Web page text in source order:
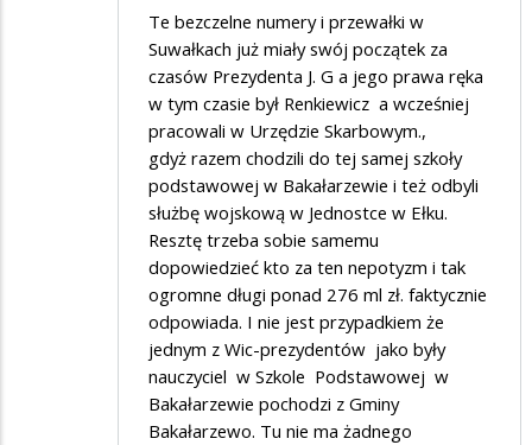
Te bezczelne numery i przewałki w
Suwałkach już miały swój początek za
czasów Prezydenta J. G a jego prawa ręka
w tym czasie był Renkiewicz a wcześniej
pracowali w Urzędzie Skarbowym.,
gdyż razem chodzili do tej samej szkoły
podstawowej w Bakałarzewie i też odbyli
służbę wojskową w Jednostce w Ełku.
Resztę trzeba sobie samemu
dopowiedzieć kto za ten nepotyzm i tak
ogromne długi ponad 276 ml zł. faktycznie
odpowiada. I nie jest przypadkiem że
jednym z Wic-prezydentów jako były
nauczyciel w Szkole Podstawowej w
Bakałarzewie pochodzi z Gminy
Bakałarzewo. Tu nie ma żadnego